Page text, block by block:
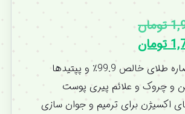
تومان
تومان
خالص 99.9٪ و پپتیدها
و چروک و علائم پیری پوست
اکسیژن برای ترمیم و جوان سازی